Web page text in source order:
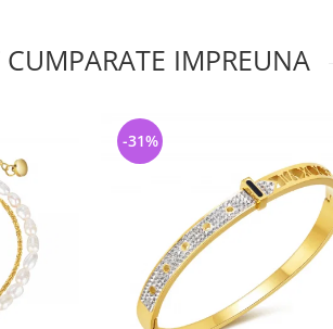
CUMPARATE IMPREUNA
-31%